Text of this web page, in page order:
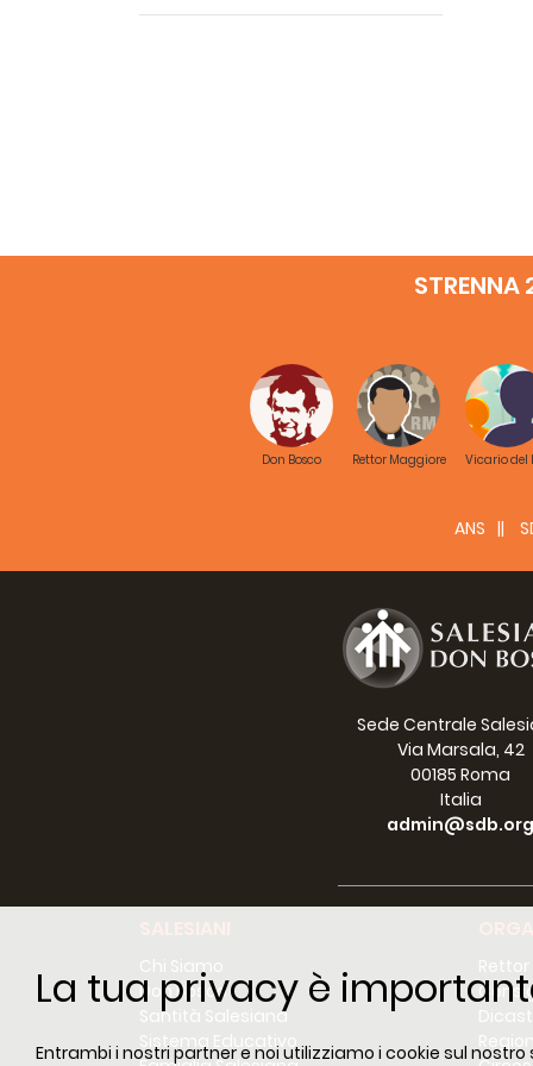
La tua privacy è
Entrambi i nostri partner e noi utilizziamo i cookie sul
STRENNA
Don Bosco Rettor Maggiore Vicario del
ANS
Sede Centrale
Via Marsala, 42
00185 Roma
Italia
admin@sdb.org
Chi Siamo
Don Bosco
Santità Salesiana
Sistema Educativo
Regioni